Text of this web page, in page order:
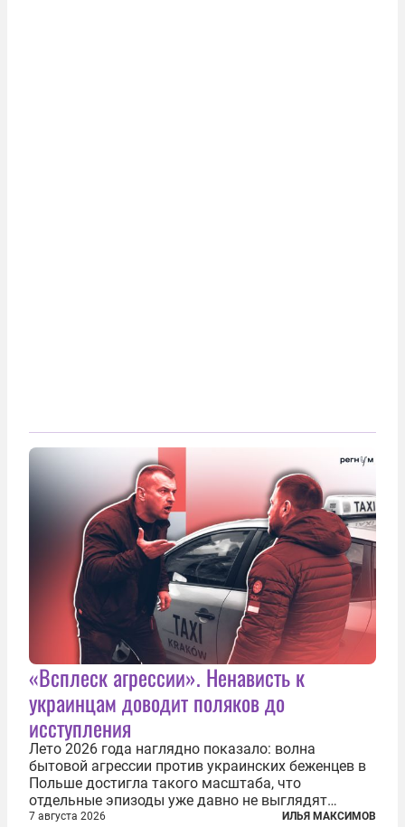
«Всплеск агрессии». Ненависть к
украинцам доводит поляков до
исступления
Лето 2026 года наглядно показало: волна
бытовой агрессии против украинских беженцев в
Польше достигла такого масштаба, что
отдельные эпизоды уже давно не выглядят
случайными. Поляки, судя по происходящему,
7 августа 2026 ИЛЬЯ МАКСИМОВ